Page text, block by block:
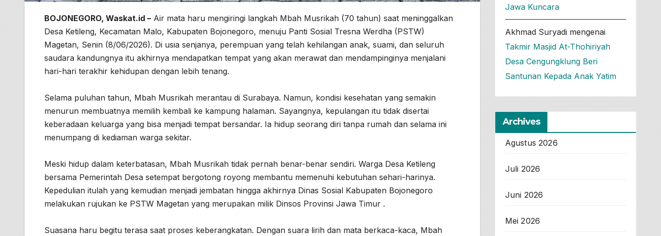
BOJONEGORO, Waskat.id – Air mata haru mengiringi langkah Mbah Musrikah (70 tahun) saat meninggalkan
Desa Ketileng, Kecamatan Malo, Kabupaten Bojonegoro, menuju Panti Sosial Tresna Werdha (PSTW)
Magetan, Senin (8/06/2026). Di usia senjanya, perempuan yang telah kehilangan anak, suami, dan seluruh
saudara kandungnya itu akhirnya mendapatkan tempat yang akan merawat dan mendampinginya menjalani
hari-hari terakhir kehidupan dengan lebih tenang.
Selama puluhan tahun, Mbah Musrikah merantau di Surabaya. Namun, kondisi kesehatan yang semakin
menurun membuatnya memilih kembali ke kampung halaman. Sayangnya, kepulangan itu tidak disertai
keberadaan keluarga yang bisa menjadi tempat bersandar. Ia hidup seorang diri tanpa rumah dan selama ini
menumpang di kediaman warga sekitar.
Meski hidup dalam keterbatasan, Mbah Musrikah tidak pernah benar-benar sendiri. Warga Desa Ketileng
bersama Pemerintah Desa setempat bergotong royong membantu memenuhi kebutuhan sehari-harinya.
Kepedulian itulah yang kemudian menjadi jembatan hingga akhirnya Dinas Sosial Kabupaten Bojonegoro
melakukan rujukan ke PSTW Magetan yang merupakan milik Dinsos Provinsi Jawa Timur .
Suasana haru begitu terasa saat proses keberangkatan. Dengan suara lirih dan mata berkaca-kaca, Mbah
Jawa Kuncara
Akhmad Suryadimengenai
Takmir Masjid At-Thohiriyah
Desa Cengungklung Beri
Santunan Kepada Anak Yatim
Archives
Agustus 2026
Juli 2026
Juni 2026
Mei 2026